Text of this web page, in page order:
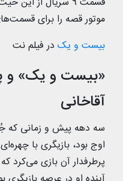
موتور قصه را برای
بیست و یک در فیلم نت
«بیست و یک» و
آقاخانی
سه دهه پیش و زمانی که
اوج بود، بازیگری با
پرطرفدار آن بازی می‌کرد